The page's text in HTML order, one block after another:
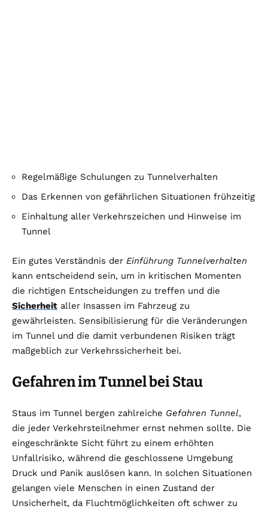
Regelmäßige Schulungen zu Tunnelverhalten
Das Erkennen von gefährlichen Situationen frühzeitig
Einhaltung aller Verkehrszeichen und Hinweise im
Tunnel
Ein gutes Verständnis der Einführung Tunnelverhalten
kann entscheidend sein, um in kritischen Momenten
die richtigen Entscheidungen zu treffen und die
Sicherheit aller Insassen im Fahrzeug zu
gewährleisten. Sensibilisierung für die Veränderungen
im Tunnel und die damit verbundenen Risiken trägt
maßgeblich zur Verkehrssicherheit bei.
Gefahren im Tunnel bei Stau
Staus im Tunnel bergen zahlreiche Gefahren Tunnel,
die jeder Verkehrsteilnehmer ernst nehmen sollte. Die
eingeschränkte Sicht führt zu einem erhöhten
Unfallrisiko, während die geschlossene Umgebung
Druck und Panik auslösen kann. In solchen Situationen
gelangen viele Menschen in einen Zustand der
Unsicherheit, da Fluchtmöglichkeiten oft schwer zu